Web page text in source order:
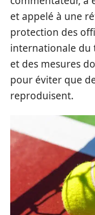
et appelé à une
protection des
internationale du
et des mesures
pour éviter que
reproduisent.